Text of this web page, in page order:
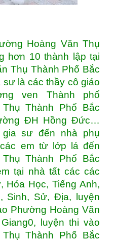
Hoàng Văn Thụ
hơn 10 thành lập tại
Thụ Thành Phố Bắc
là các thầy cô giáo
ven Thành phố
Thành Phố Bắc
ĐH Hồng Đức…
sư đến nhà phụ
em từ lớp lá đến
Thành Phố Bắc
tại nhà tất các các
Hóa Học, Tiếng Anh,
Sinh, Sử, Địa, luyện
Phường Hoàng Văn
luyện thi vào
Thành Phố Bắc